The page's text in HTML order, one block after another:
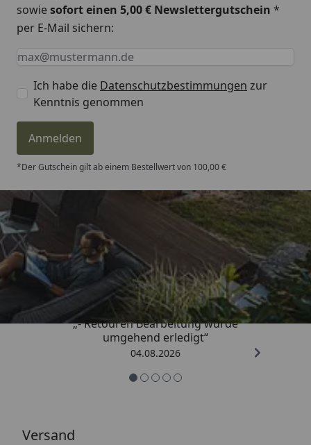
sowiesofort einen 5,00 € Newslettergutschein *
per E-Mail sichern:
Keine Eingabe erforderlich
Eingabe erforderlich
E-Mail *
Ich habe die Datenschutzbestimmungen zur
Kenntnis genommen
Anmelden
*Der Gutschein gilt ab einem Bestellwert von 100,00 €
Trusted Shops
4,81/ 5
„- Retouren Bearbeitung wurde
umgehend erledigt“
04.08.2026
Versand